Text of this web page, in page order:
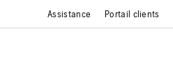
Assistance Portail clients